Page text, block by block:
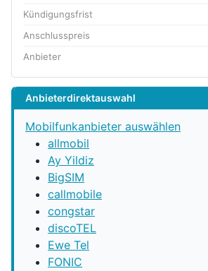
Kündigungsfrist
Anschlusspreis
Anbieter
Anbieterdirektauswahl
Mobilfunkanbieter auswählen
allmobil
Ay Yildiz
BigSIM
callmobile
congstar
discoTEL
Ewe Tel
FONIC